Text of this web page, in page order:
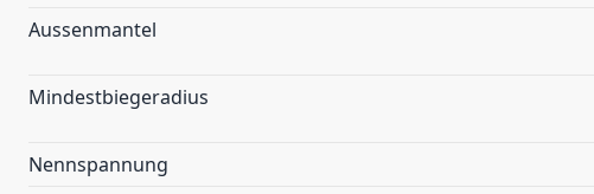
Aussenmantel
Mindestbiegeradius
Nennspannung